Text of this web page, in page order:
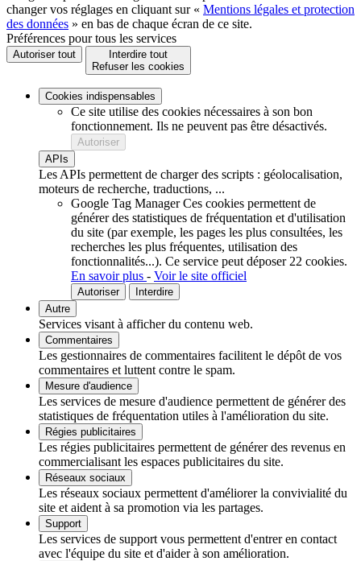
changer vos réglages en cliquant sur « Mentions légales et protection
des données » en bas de chaque écran de ce site.
Préférences pour tous les services
Autoriser tout
Interdire tout
Refuser les cookies
Cookies indispensables
Ce site utilise des cookies nécessaires à son bon
fonctionnement. Ils ne peuvent pas être désactivés.
Autoriser
APIs
Les APIs permettent de charger des scripts : géolocalisation,
moteurs de recherche, traductions, ...
Google Tag Manager Ces cookies permettent de
générer des statistiques de fréquentation et d'utilisation
du site (par exemple, les pages les plus consultées, les
recherches les plus fréquentes, utilisation des
fonctionnalités...). Ce service peut déposer 22 cookies.
En savoir plus - Voir le site officiel
Autoriser
Interdire
Autre
Services visant à afficher du contenu web.
Commentaires
Les gestionnaires de commentaires facilitent le dépôt de vos
commentaires et luttent contre le spam.
Mesure d'audience
Les services de mesure d'audience permettent de générer des
statistiques de fréquentation utiles à l'amélioration du site.
Régies publicitaires
Les régies publicitaires permettent de générer des revenus en
commercialisant les espaces publicitaires du site.
Réseaux sociaux
Les réseaux sociaux permettent d'améliorer la convivialité du
site et aident à sa promotion via les partages.
Support
Les services de support vous permettent d'entrer en contact
avec l'équipe du site et d'aider à son amélioration.